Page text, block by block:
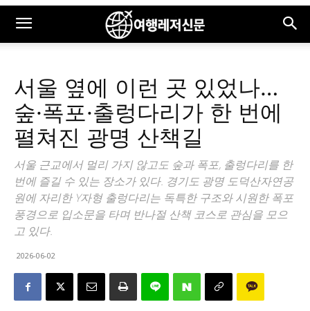
서울 옆에 이런 곳 있었나…
숲·폭포·출렁다리가 한 번에
펼쳐진 광명 산책길
서울 근교에서 멀리 가지 않고도 숲과 폭포, 출렁다리를 한
번에 즐길 수 있는 장소가 있다. 경기도 광명 도덕산자연공
원에 자리한 Y자형 출렁다리는 독특한 구조와 시원한 폭포
풍경으로 입소문을 타며 반나절 산책 코스로 관심을 모으
고 있다.
2026-06-02